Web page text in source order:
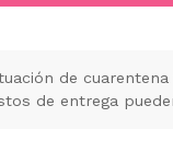
de
de entrega